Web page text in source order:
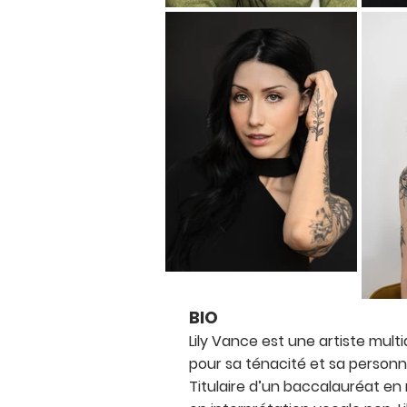
BIO
Lily Vance est une artiste
pour sa ténacité et sa
Titulaire d’un baccalauréat